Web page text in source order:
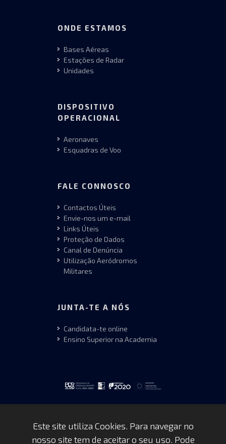
ONDE ESTAMOS
Bases Aéreas
Estações de Radar
Unidades
DISPOSITIVO
OPERACIONAL
Aeronaves
Esquadras de Voo
FALE CONNOSCO
Contactos Úteis
Envie-nos um e-mail
Links Úteis
Proteção de Dados
Canal de Denúncia
Utilização Aeródromos
Militares
JUNTA-TE A NÓS
Candidata-te online
Ensino Superior na Academia
Este site utiliza Cookies. Para navegar no
nosso site tem de aceitar o seu uso. Pode